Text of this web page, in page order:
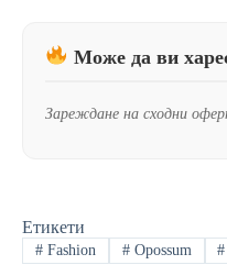
Може да ви
Зареждане на сходни
Етикети
#Fashion #Opossum #